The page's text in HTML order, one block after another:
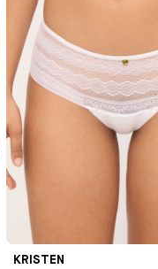
KRISTEN